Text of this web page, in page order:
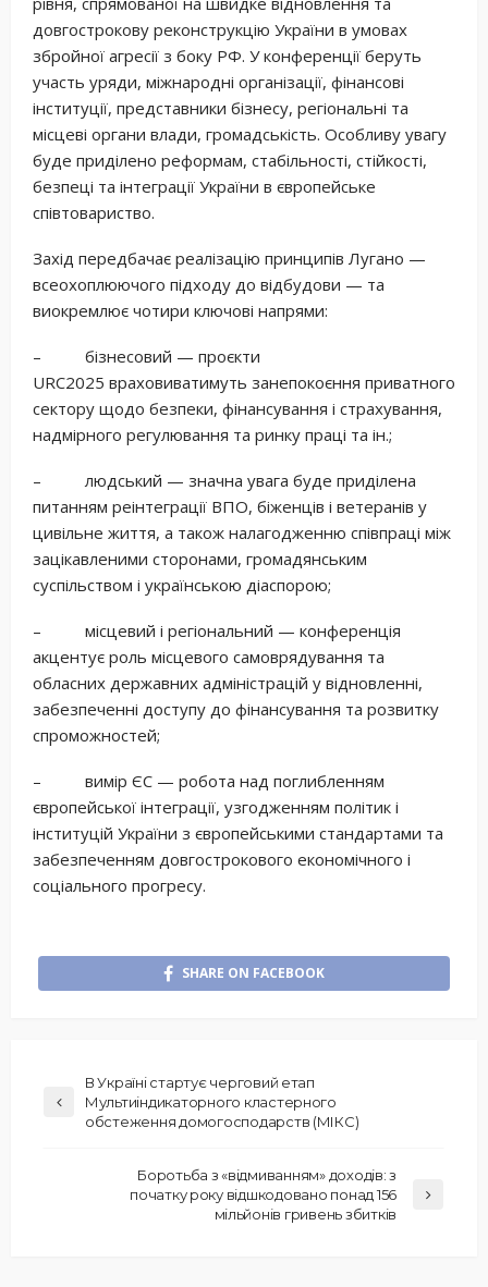
довгострокову реконструкцію України в умовах
збройної агресії з боку РФ. У конференції беруть
участь уряди, міжнародні організації, фінансові
інституції, представники бізнесу, регіональні та
місцеві органи влади, громадськість. Особливу увагу
буде приділено реформам, стабільності, стійкості,
безпеці та інтеграції України в європейське
співтовариство.
Захід передбачає реалізацію принципів Лугано —
всеохоплюючого підходу до відбудови — та
виокремлює чотири ключові напрями:
– бізнесовий — проєкти
URC2025 враховиватимуть занепокоєння приватного
сектору щодо безпеки, фінансування і страхування,
надмірного регулювання та ринку праці та ін.;
– людський — значна увага буде приділена
питанням реінтеграції ВПО, біженців і ветеранів у
цивільне життя, а також налагодженню співпраці між
зацікавленими сторонами, громадянським
суспільством і українською діаспорою;
– місцевий і регіональний — конференція
акцентує роль місцевого самоврядування та
обласних державних адміністрацій у відновленні,
забезпеченні доступу до фінансування та розвитку
спроможностей;
– вимір ЄС — робота над поглибленням
європейської інтеграції, узгодженням політик і
інституцій України з європейськими стандартами та
забезпеченням довгострокового економічного і
соціального прогресу.
SHARE ON FACEBOOK
В Україні стартує черговий етап
Мультиіндикаторного кластерного
обстеження домогосподарств (МІКС)
Боротьба з «відмиванням» доходів: з
початку року відшкодовано понад 156
мільйонів гривень збитків